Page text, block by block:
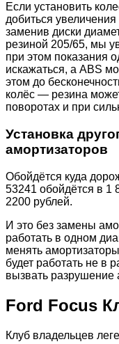
Если установить
добиться
заменив диски
резиной 205/65, мы
при этом показания
искажаться, а ABS
этом до
колёс — резина
поворотах и при
Установка
амортизаторов
Обойдётся куда
53241 обойдётся в 1
2200 рублей.
И это без замены
работать в одном
менять
будет работать не в
вызвать разрушение
Ford Focus
Клуб владельцев